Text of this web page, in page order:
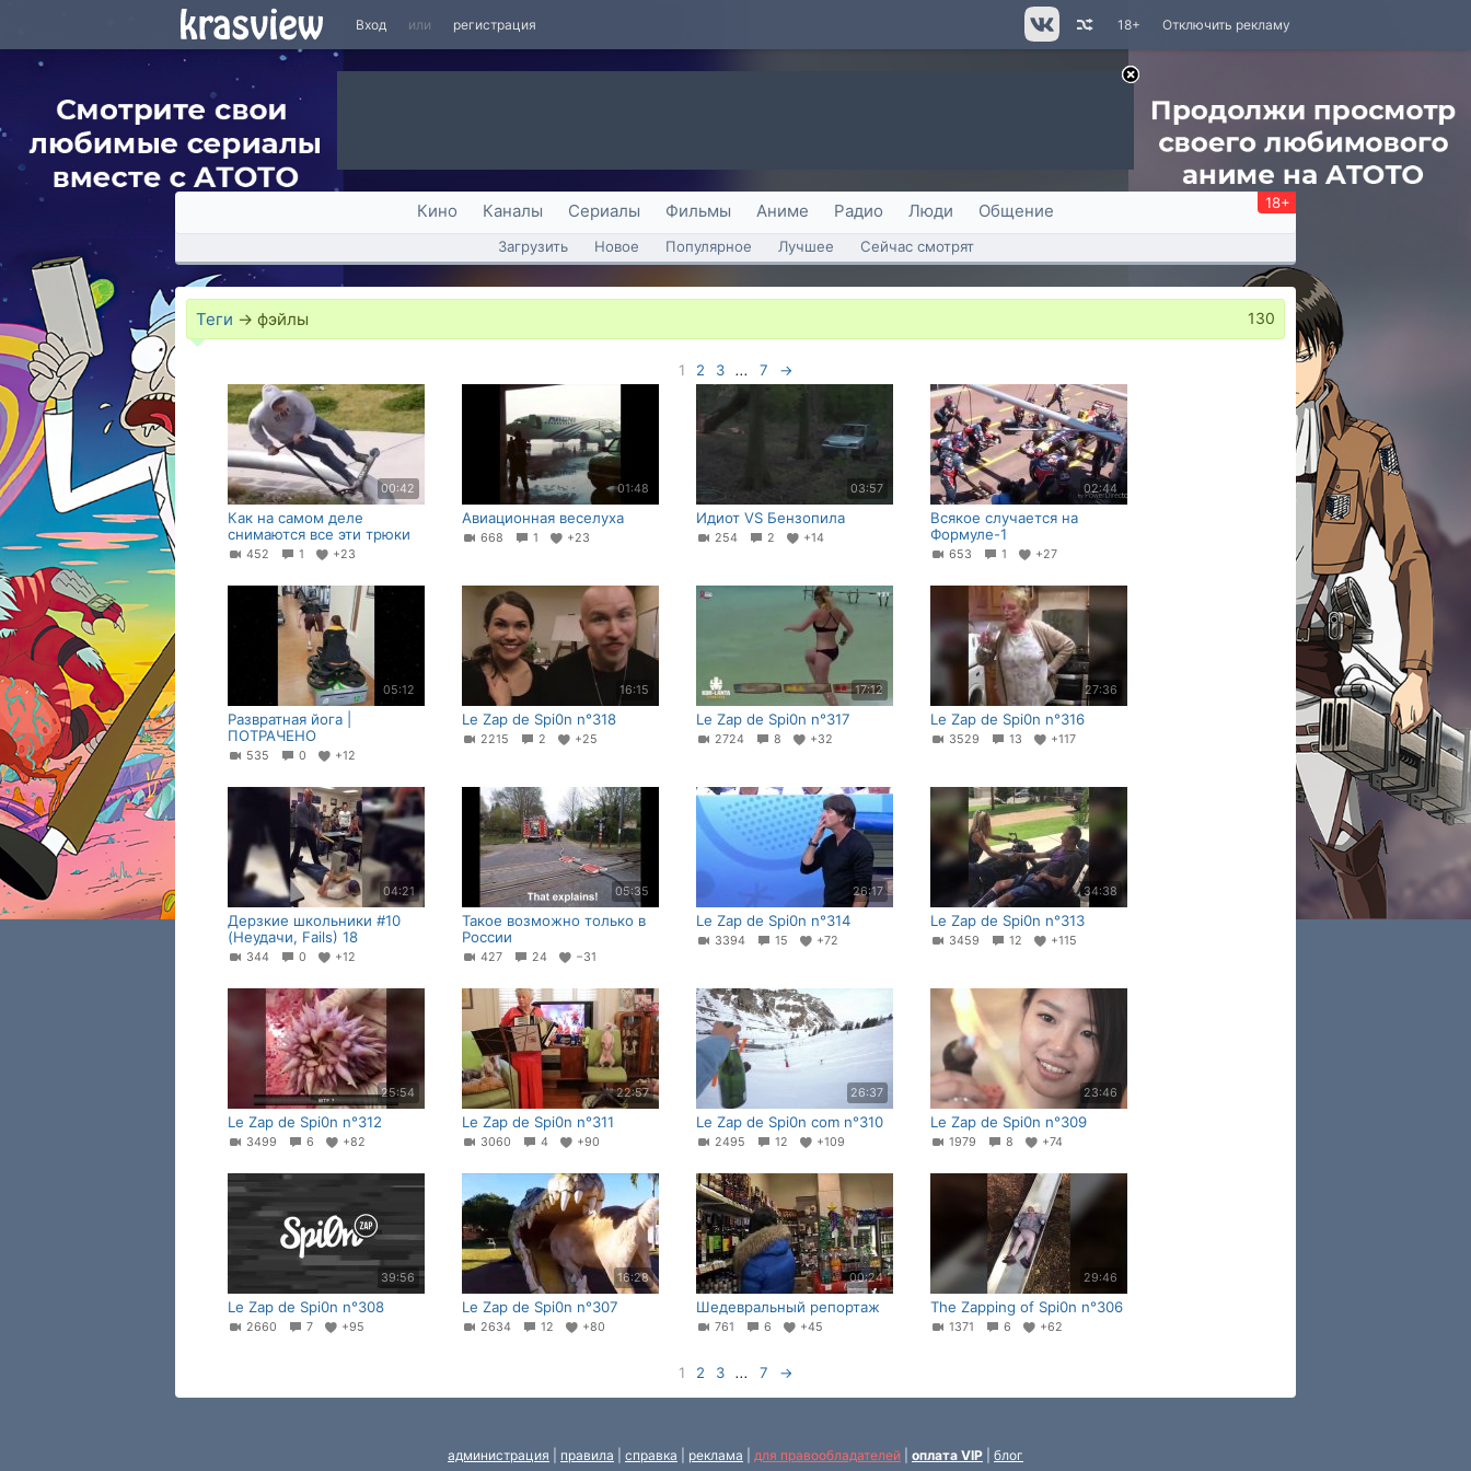
Вход или регистрация Отключить рекламу
18+
Кино Каналы Сериалы Фильмы Аниме Радио Люди Общение 18+
Загрузить Новое Популярное Лучшее Сейчас смотрят
Теги → фэйлы 130
1 2 3 ... 7 →
00:42
Как на самом деле
снимаются все эти трюки
452 1 +23
01:48
Авиационная веселуха
668 1 +23
03:57
Идиот VS Бензопила
254 2 +14
02:44
Всякое случается на
Формуле-1
653 1 +27
05:12
Развратная йога |
ПОТРАЧЕНО
535 0 +12
16:15
Le Zap de Spi0n n°318
2215 2 +25
17:12
Le Zap de Spi0n n°317
2724 8 +32
27:36
Le Zap de Spi0n n°316
3529 13 +117
04:21
Дерзкие школьники #10
(Неудачи, Fails) 18
344 0 +12
05:35
Такое возможно только в
России
427 24 −31
26:17
Le Zap de Spi0n n°314
3394 15 +72
34:38
Le Zap de Spi0n n°313
3459 12 +115
25:54
Le Zap de Spi0n n°312
3499 6 +82
22:57
Le Zap de Spi0n n°311
3060 4 +90
26:37
Le Zap de Spi0n com n°310
2495 12 +109
23:46
Le Zap de Spi0n n°309
1979 8 +74
39:56
Le Zap de Spi0n n°308
2660 7 +95
16:28
Le Zap de Spi0n n°307
2634 12 +80
00:24
Шедевральный репортаж
761 6 +45
29:46
The Zapping of Spi0n n°306
1371 6 +62
1 2 3 ... 7 →
администрация правила справка реклама для правообладателей оплата VIP блог